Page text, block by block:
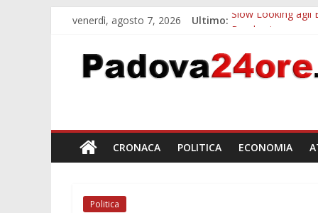
venerdì, agosto 7, 2026 Ultimo: Slow Looking agli
Sicurezza esodo
Bonus trasporto
Notizie di
CRONACA POLITICA ECONOMIA
Politica